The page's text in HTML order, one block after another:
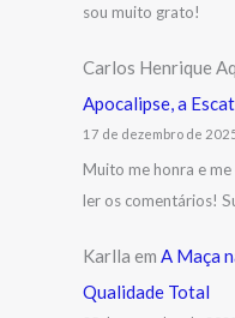
sou muito grato!
Carlos Henrique
Apocalipse, a
17 de dezembro de
Muito me honra e
ler os comentários!
Karlla em A Maça
Qualidade Total